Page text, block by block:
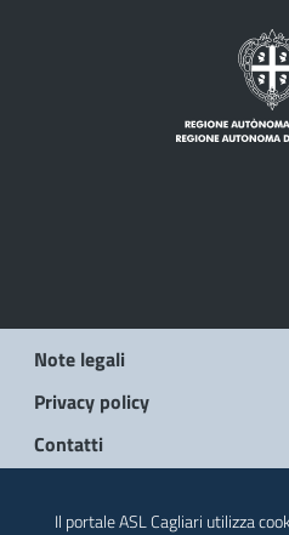
Note legali
Privacy policy
Contatti
Il portale ASL Cagliari utilizza